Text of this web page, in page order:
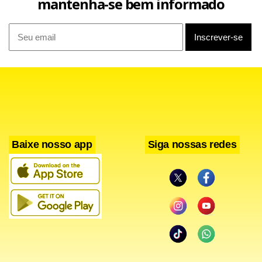
Nicolau explicou que a ideia central do curta surgiu de sua
própria vivência, destacando o temor de se tornar quem
realmente desejava ser, ainda que não soubesse
Baixe nosso app Siga nossas redes